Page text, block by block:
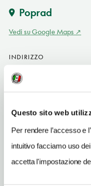
Questo sito web
Per rendere l’accesso e
intuitivo facciamo uso
accetta l'impostazione
Poprad
Vedi su Google Maps
INDIRIZZO
Poprad SK
aquacity.sk
TELEFONO
527851111